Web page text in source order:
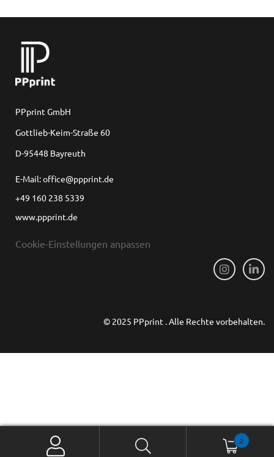
PPprint GmbH
Gottlieb-Keim-Straße 60
D-95448 Bayreuth
E-Mail: office@ppprint.de
+49 160 238 5339
www.ppprint.de
Cookie-Einstellungen anpassen
© 2025 PPprint . Alle Rechte vorbehalten.
0